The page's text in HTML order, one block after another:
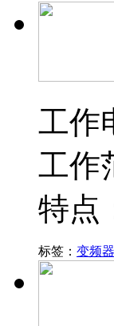
工作
工作
特点
标签： 变频器